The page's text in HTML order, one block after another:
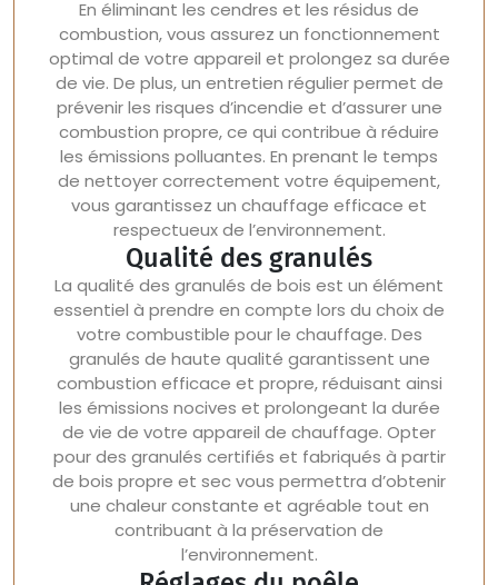
En éliminant les cendres et les résidus de
combustion, vous assurez un fonctionnement
optimal de votre appareil et prolongez sa durée
de vie. De plus, un entretien régulier permet de
prévenir les risques d’incendie et d’assurer une
combustion propre, ce qui contribue à réduire
les émissions polluantes. En prenant le temps
de nettoyer correctement votre équipement,
vous garantissez un chauffage efficace et
respectueux de l’environnement.
Qualité des granulés
La qualité des granulés de bois est un élément
essentiel à prendre en compte lors du choix de
votre combustible pour le chauffage. Des
granulés de haute qualité garantissent une
combustion efficace et propre, réduisant ainsi
les émissions nocives et prolongeant la durée
de vie de votre appareil de chauffage. Opter
pour des granulés certifiés et fabriqués à partir
de bois propre et sec vous permettra d’obtenir
une chaleur constante et agréable tout en
contribuant à la préservation de
l’environnement.